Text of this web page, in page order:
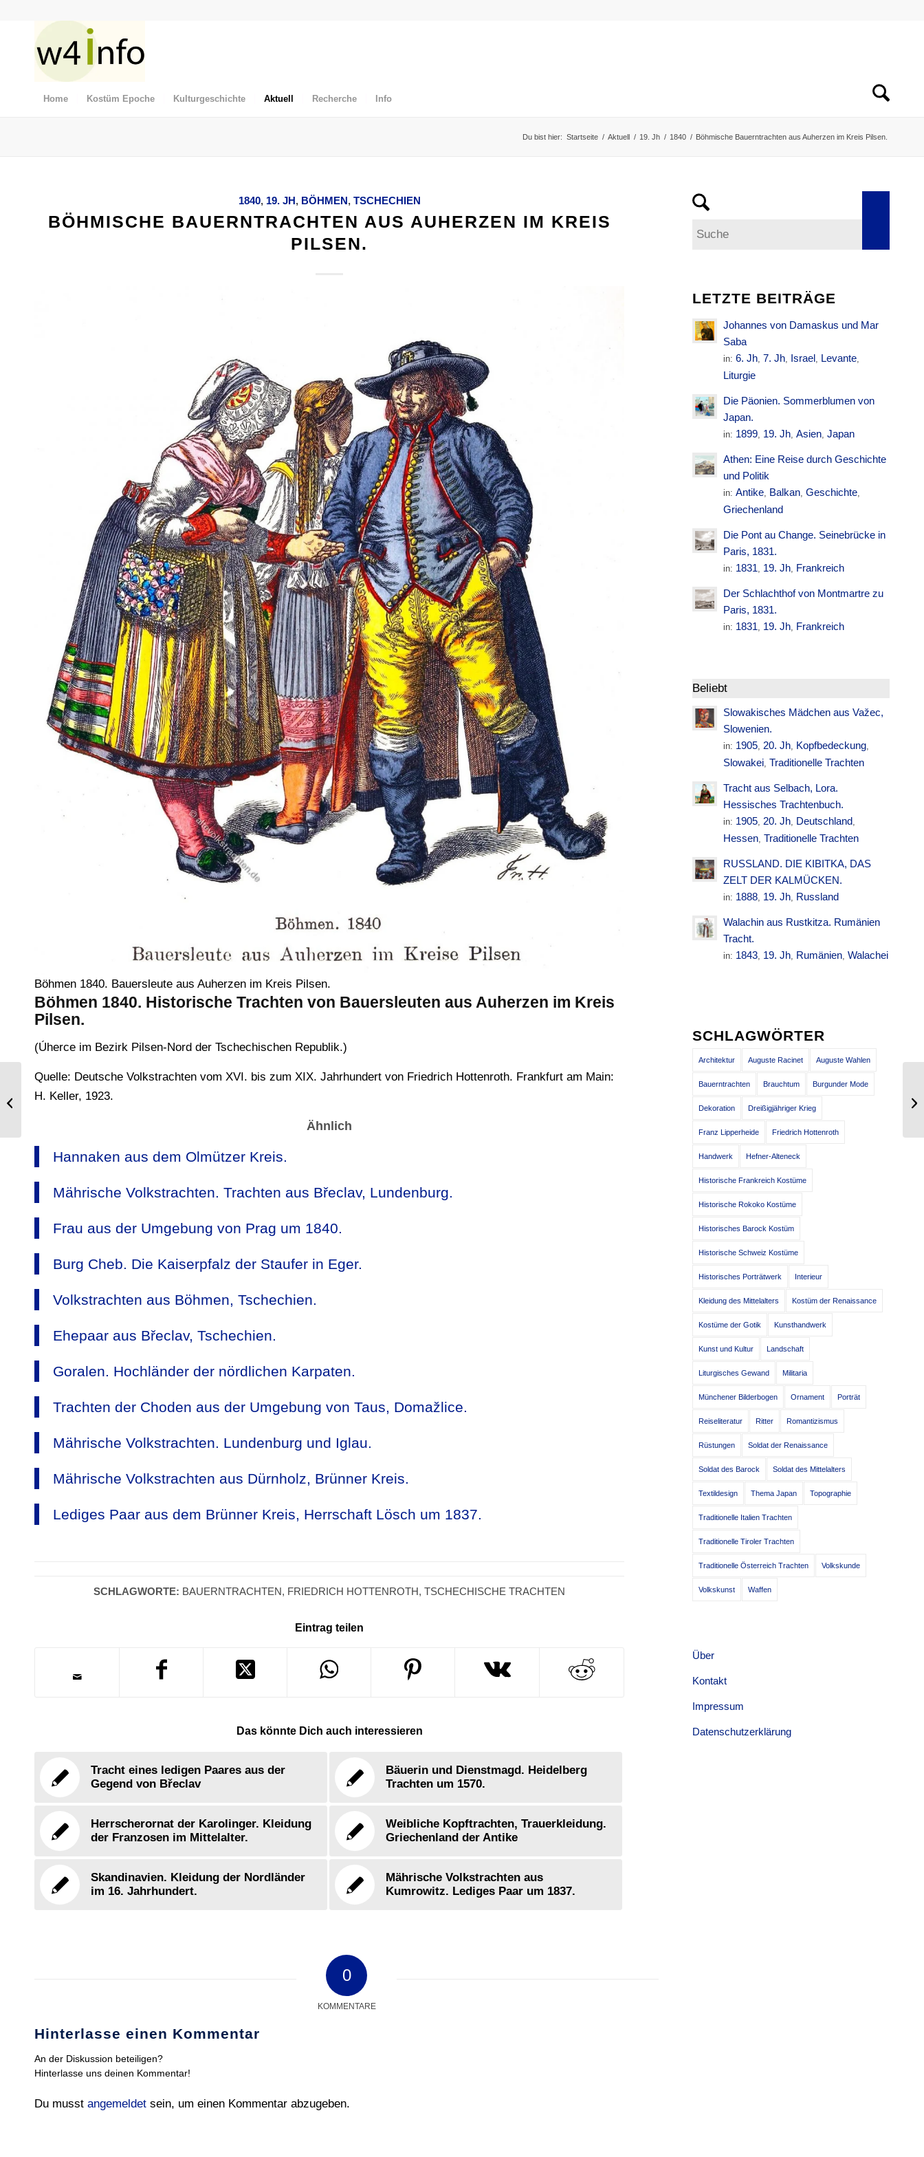
Home Kostüm Epoche Kulturgeschichte Aktuell Recherche Info
Du bist hier: Startseite / Aktuell / 19. Jh / 1840 / Böhmische Bauerntrachten aus Auherzen im Kreis Pilsen.
1840, 19. JH, BÖHMEN, TSCHECHIEN
BÖHMISCHE BAUERNTRACHTEN AUS AUHERZEN IM KREIS
PILSEN.
Böhmen 1840. Bauersleute aus Auherzen im Kreis Pilsen.
Böhmen 1840. Historische Trachten von Bauersleuten aus Auherzen im Kreis
Pilsen.
(Úherce im Bezirk Pilsen-Nord der Tschechischen Republik.)
Quelle: Deutsche Volkstrachten vom XVI. bis zum XIX. Jahrhundert von Friedrich Hottenroth. Frankfurt am Main:
H. Keller, 1923.
Ähnlich
Hannaken aus dem Olmützer Kreis.
Mährische Volkstrachten. Trachten aus Břeclav, Lundenburg.
Frau aus der Umgebung von Prag um 1840.
Burg Cheb. Die Kaiserpfalz der Staufer in Eger.
Volkstrachten aus Böhmen, Tschechien.
Ehepaar aus Břeclav, Tschechien.
Goralen. Hochländer der nördlichen Karpaten.
Trachten der Choden aus der Umgebung von Taus, Domažlice.
Mährische Volkstrachten. Lundenburg und Iglau.
Mährische Volkstrachten aus Dürnholz, Brünner Kreis.
Lediges Paar aus dem Brünner Kreis, Herrschaft Lösch um 1837.
SCHLAGWORTE: BAUERNTRACHTEN, FRIEDRICH HOTTENROTH,TSCHECHISCHE TRACHTEN
Eintrag teilen
Das könnte Dich auch interessieren
Tracht eines ledigen Paares aus der
Gegend von Břeclav
Bäuerin und Dienstmagd. Heidelberg
Trachten um 1570.
Herrscherornat der Karolinger. Kleidung
der Franzosen im Mittelalter.
Weibliche Kopftrachten, Trauerkleidung.
Griechenland der Antike
Skandinavien. Kleidung der Nordländer
im 16. Jahrhundert.
Mährische Volkstrachten aus
Kumrowitz. Lediges Paar um 1837.
0
KOMMENTARE
Hinterlasse einen Kommentar
An der Diskussion beteiligen?
Hinterlasse uns deinen Kommentar!
Du musst angemeldet sein, um einen Kommentar abzugeben.
LETZTE BEITRÄGE
Johannes von Damaskus und Mar
Saba
in:6. Jh, 7. Jh, Israel, Levante,
Liturgie
Die Päonien. Sommerblumen von
Japan.
in: 1899, 19. Jh,Asien,Japan
Athen: Eine Reise durch Geschichte
und Politik
in:Antike, Balkan,Geschichte,
Griechenland
Die Pont au Change. Seinebrücke in
Paris, 1831.
in: 1831, 19. Jh, Frankreich
Der Schlachthof von Montmartre zu
Paris, 1831.
in: 1831, 19. Jh, Frankreich
Beliebt
Slowakisches Mädchen aus Važec,
Slowenien.
in: 1905,20. Jh, Kopfbedeckung,
Slowakei, Traditionelle Trachten
Tracht aus Selbach, Lora.
Hessisches Trachtenbuch.
in: 1905,20. Jh, Deutschland,
Hessen, Traditionelle Trachten
RUSSLAND. DIE KIBITKA, DAS
ZELT DER KALMÜCKEN.
in: 1888, 19. Jh, Russland
Walachin aus Rustkitza. Rumänien
Tracht.
in: 1843, 19. Jh, Rumänien,Walachei
SCHLAGWÖRTER
Architektur Auguste Racinet Auguste Wahlen
Bauerntrachten Brauchtum Burgunder Mode
Dekoration Dreißigjähriger Krieg
Franz Lipperheide Friedrich Hottenroth
Handwerk Hefner-Alteneck
Historische Frankreich Kostüme
Historische Rokoko Kostüme
Historisches Barock Kostüm
Historische Schweiz Kostüme
Historisches Porträtwerk Interieur
Kleidung des Mittelalters Kostüm der Renaissance
Kostüme der Gotik Kunsthandwerk
Kunst und Kultur Landschaft
Liturgisches Gewand Militaria
Münchener Bilderbogen Ornament Porträt
Reiseliteratur Ritter Romantizismus
Rüstungen Soldat der Renaissance
Soldat des Barock Soldat des Mittelalters
Textildesign Thema Japan Topographie
Traditionelle Italien Trachten
Traditionelle Tiroler Trachten
Traditionelle Österreich Trachten Volkskunde
Volkskunst Waffen
Über
Kontakt
Impressum
Datenschutzerklärung
Persische Tänzerinnen, Musiker und